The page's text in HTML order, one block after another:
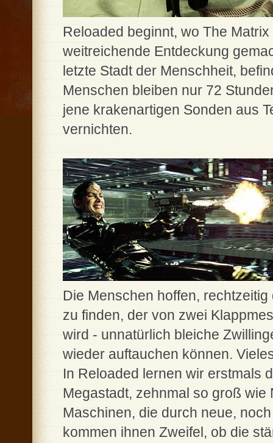
Reloaded beginnt, wo The
weitreichende Entdeckung
letzte Stadt der Menschheit,
Menschen bleiben nur 72
jene krakenartigen Sonden aus
vernichten.
Die Menschen hoffen,
zu finden, der von zwei
wird - unnatürlich bleiche
wieder auftauchen können.
In Reloaded lernen wir erstmals
Megastadt, zehnmal so groß
Maschinen, die durch neue,
kommen ihnen Zweifel, ob die